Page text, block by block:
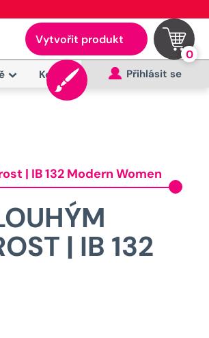
Vytvořit produkt
0
Kontakt Přihlásit se
| IB 132 Modern Women
| IB 132